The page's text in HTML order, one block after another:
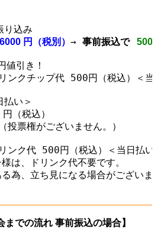
込み
6000 円（税別）
→ 事前振込で
5000
引き！
クチップ代 500円（税込）＜当
い＞
税込）
票権がございません。）
ク代 500円（税込）＜当日払い
は、ドリンク代不要です。
為、立ち見になる場合がございま
までの流れ 事前振込の場合】